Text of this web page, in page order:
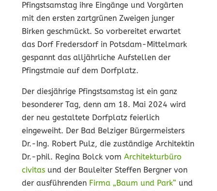
Pfingstsamstag ihre Eingänge und Vorgärten
mit den ersten zartgrünen Zweigen junger
Birken geschmückt. So vorbereitet erwartet
das Dorf Fredersdorf in Potsdam-Mittelmark
gespannt das alljährliche Aufstellen der
Pfingstmaie auf dem Dorfplatz.
Der diesjährige Pfingstsamstag ist ein ganz
besonderer Tag, denn am 18. Mai 2024 wird
der neu gestaltete Dorfplatz feierlich
eingeweiht. Der Bad Belziger Bürgermeisters
Dr.-Ing. Robert Pulz, die zuständige Architektin
Dr.-phil. Regina Bolck vom Architekturbüro
civitasund der Bauleiter Steffen Bergner von
der ausführenden Firma „Baum und Park“ und